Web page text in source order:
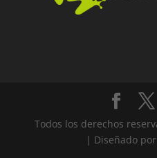
Todos los derechos
| Diseñado por